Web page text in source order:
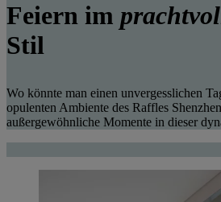
Feiern im
Stil
Wo könnte man einen unvergesslichen
opulenten Ambiente des Raffles
außergewöhnliche Momente in dieser